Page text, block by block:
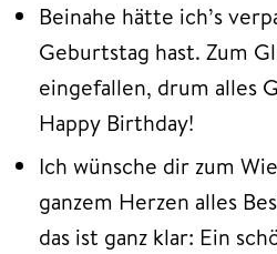
Beinahe hätte ich’s
Geburtstag hast. Zum
eingefallen, drum alles
Happy Birthday!
Ich wünsche dir zum
ganzem Herzen alles
das ist ganz klar: Ein